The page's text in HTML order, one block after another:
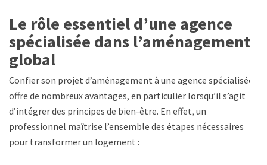
Le rôle essentiel d’une agence
spécialisée dans l’aménagement
global
Confier son projet d’aménagement à une agence spécialisée
offre de nombreux avantages, en particulier lorsqu’il s’agit
d’intégrer des principes de bien-être. En effet, un
professionnel maîtrise l’ensemble des étapes nécessaires
pour transformer un logement :